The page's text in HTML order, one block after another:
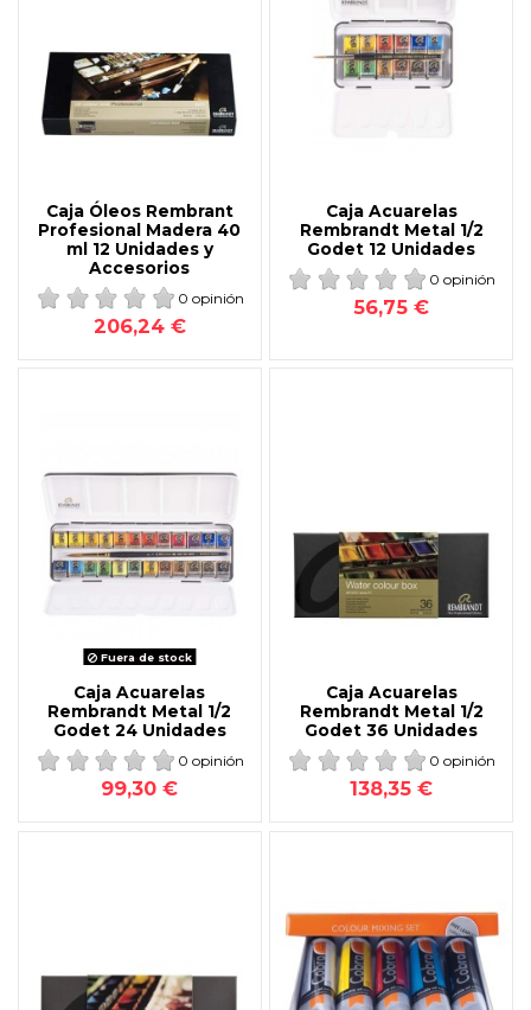
Caja Óleos Rembrant
Profesional Madera 40
ml 12 Unidades y
Accesorios
0 opinión
206,24 €
Caja Acuarelas
Rembrandt Metal 1/2
Godet 12 Unidades
0 opinión
56,75 €
Fuera de stock
Caja Acuarelas
Rembrandt Metal 1/2
Godet 24 Unidades
0 opinión
99,30 €
Caja Acuarelas
Rembrandt Metal 1/2
Godet 36 Unidades
0 opinión
138,35 €